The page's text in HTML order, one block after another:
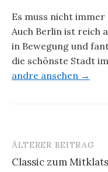
Es muss nicht immer
Auch Berlin ist reich
in Bewegung und
die schönste Stadt
andre ansehen →
Beitrags-
ÄLTERER BEITRAG
Classic zum